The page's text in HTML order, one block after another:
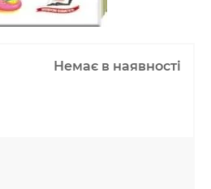
Немає в наявності